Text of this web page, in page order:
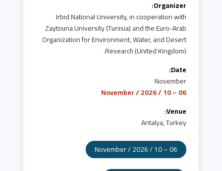
Organizer:
Irbid National University, in cooperation with
Zaytouna University (Tunisia) and the Euro-Arab
Organization for Environment, Water, and Desert
Research (United Kingdom).
Date:
November
06 – 10 / November / 2026
Venue:
Antalya, Turkey
06 – 10 / November / 2026